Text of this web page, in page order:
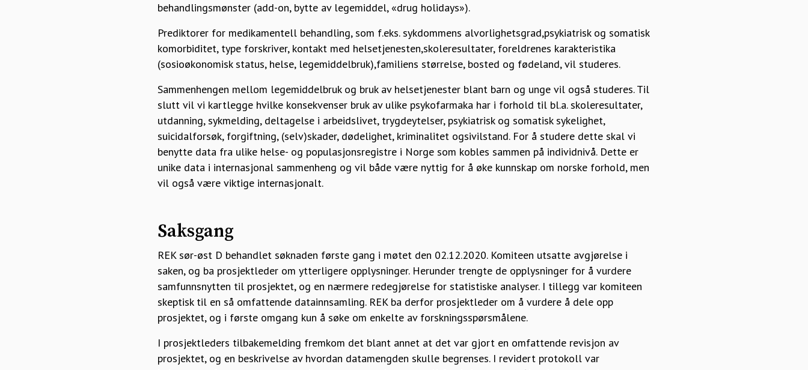
behandlingsmønster (add-on, bytte av legemiddel, «drug holidays»).
Prediktorer for medikamentell behandling, som f.eks. sykdommens alvorlighetsgrad,psykiatrisk og somatisk
komorbiditet, type forskriver, kontakt med helsetjenesten,skoleresultater, foreldrenes karakteristika
(sosioøkonomisk status, helse, legemiddelbruk),familiens størrelse, bosted og fødeland, vil studeres.
Sammenhengen mellom legemiddelbruk og bruk av helsetjenester blant barn og unge vil også studeres. Til
slutt vil vi kartlegge hvilke konsekvenser bruk av ulike psykofarmaka har i forhold til bl.a. skoleresultater,
utdanning, sykmelding, deltagelse i arbeidslivet, trygdeytelser, psykiatrisk og somatisk sykelighet,
suicidalforsøk, forgiftning, (selv)skader, dødelighet, kriminalitet ogsivilstand. For å studere dette skal vi
benytte data fra ulike helse- og populasjonsregistre i Norge som kobles sammen på individnivå. Dette er
unike data i internasjonal sammenheng og vil både være nyttig for å øke kunnskap om norske forhold, men
vil også være viktige internasjonalt.
Saksgang
REK sør-øst D behandlet søknaden første gang i møtet den 02.12.2020. Komiteen utsatte avgjørelse i
saken, og ba prosjektleder om ytterligere opplysninger. Herunder trengte de opplysninger for å vurdere
samfunnsnytten til prosjektet, og en nærmere redegjørelse for statistiske analyser. I tillegg var komiteen
skeptisk til en så omfattende datainnsamling. REK ba derfor prosjektleder om å vurdere å dele opp
prosjektet, og i første omgang kun å søke om enkelte av forskningsspørsmålene.
I prosjektleders tilbakemelding fremkom det blant annet at det var gjort en omfattende revisjon av
prosjektet, og en beskrivelse av hvordan datamengden skulle begrenses. I revidert protokoll var